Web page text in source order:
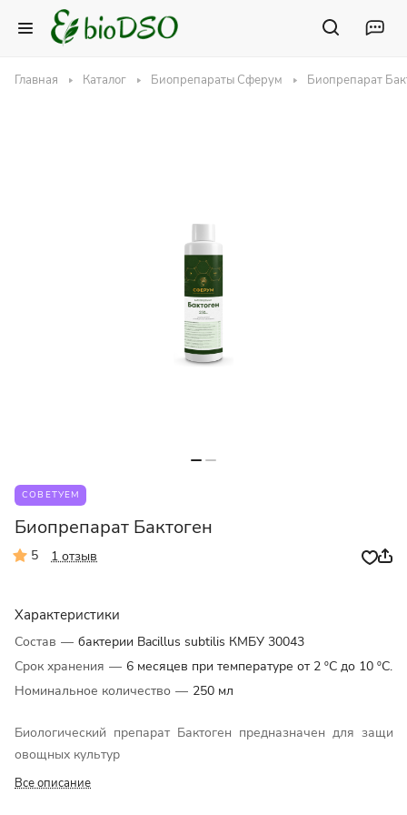
Главная Каталог Биопрепараты Сферум Биопрепарат
СОВЕТУЕМ
Биопрепарат Бактоген
5 1 отзыв
Характеристики
Состав — бактерии Bacillus subtilis КМБУ 30043
Срок хранения — 6 месяцев при температуре от 2 ºС до 10 ºС.
Номинальное количество — 250 мл
Биологический препарат Бактоген предназначен для защиты
овощных культур
Все описание